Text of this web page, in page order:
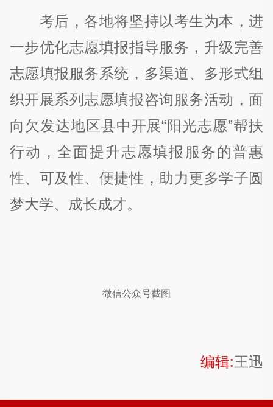
考后，各地将坚持以考生为本，进
一步优化志愿填报指导服务，升级完善
志愿填报服务系统，多渠道、多形式组
织开展系列志愿填报咨询服务活动，面
向欠发达地区县中开展“阳光志愿”帮扶
行动，全面提升志愿填报服务的普惠
性、可及性、便捷性，助力更多学子圆
梦大学、成长成才。
微信公众号截图
编辑:王迅